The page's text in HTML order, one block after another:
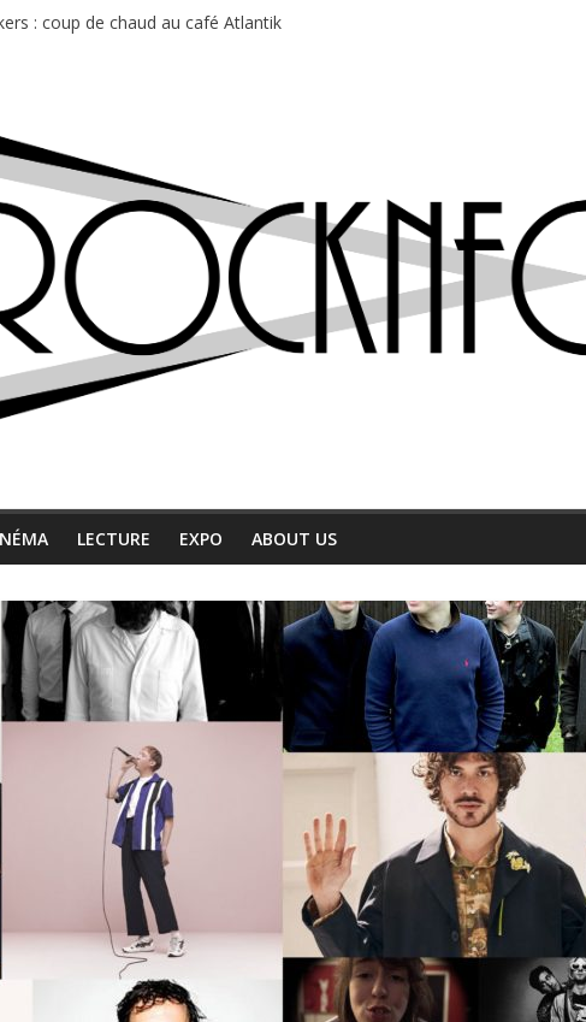
leçon de pop du Professeur Puth
Festival : entre bière, métal et tatouages
LECTURE EXPO ABOUT US